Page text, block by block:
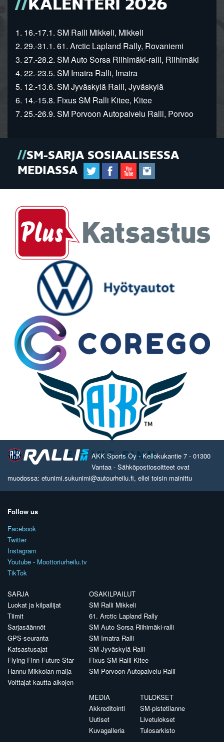
KALENTERI 2026
1. 16.-17.1. SM Ralli Mikkeli, Mikkeli
2. 29.-31.1. 61. Arctic Lapland Rally, Rovaniemi
3. 27.-28.2. SM Auto Sorsa Riihimäki-ralli, Riihimäki
4. 22.-23.5. SM Imatra Ralli, Imatra
5. 12.-13.6. SM Jyväskylä Ralli, Jyväskylä
6. 14.-15.8. Fixus SM Ralli Kitee, Kitee
7. 25.-26.9. SM Porvoon Autopalvelu Ralli, Porvoo
SM-SARJA SOSIAALISESSA
MEDIASSA
AKK Sports Oy - Kellokukantie 7 - 01300
Vantaa - Sähköpostiosoitteet ovat
muodossa: etunimi.sukunimi@autourheilu.fi, ellei toisin mainittu
Follow us
Facebook
Twitter
Instagram
Youtube - Moottoriurheilu.tv
TikTok
SARJA
Luokat ja kilpailijat
Tiimit
Sarjasäännöt
GPS-seuranta
Katsastusajat
Flying Finn Future Star
Hannu Mikkolan malja
Voittajat kautta aikojen
OSAKILPAILUT
SM Ralli Mikkeli
61. Arctic Lapland Rally
SM Auto Sorsa Riihimäki-ralli
SM Imatra Ralli
SM Jyväskylä Ralli
Fixus SM Ralli Kitee
SM Porvoon Autopalvelu Ralli
MEDIA
Akkreditointi
Uutiset
Kuvagalleria
TULOKSET
SM-pistetilanne
Livetulokset
Tulosarkisto